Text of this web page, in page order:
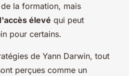
de la formation, mais
élevé qui peut
pour certains.
de Yann Darwin, tout
perçues comme un